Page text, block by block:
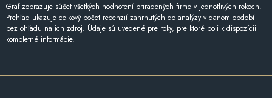
Graf zobrazuje súčet všetkých hodnotení priradených firme v jednotlivých rokoch.
Prehľad ukazuje celkový počet recenzií zahrnutých do analýzy v danom období
bez ohľadu na ich zdroj. Údaje sú uvedené pre roky, pre ktoré boli k dispozícii
kompletné informácie.